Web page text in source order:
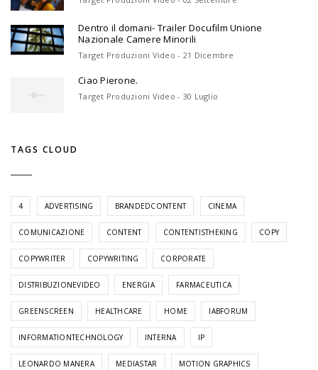
Dentro il domani- Trailer Docufilm Unione
Nazionale Camere Minorili
Target Produzioni Video - 21 Dicembre
Ciao Pierone.
Target Produzioni Video - 30 Luglio
TAGS CLOUD
4 ADVERTISING BRANDEDCONTENT CINEMA
COMUNICAZIONE CONTENT CONTENTISTHEKING COPY
COPYWRITER COPYWRITING CORPORATE
DISTRIBUZIONEVIDEO ENERGIA FARMACEUTICA
GREENSCREEN HEALTHCARE HOME IABFORUM
INFORMATIONTECHNOLOGY INTERNA IP
LEONARDO MANERA MEDIASTAR MOTION GRAPHICS